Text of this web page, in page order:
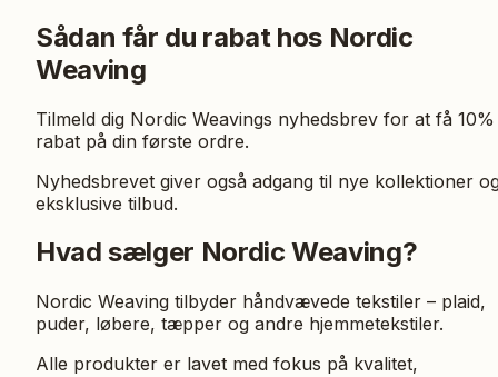
Sådan får du rabat hos Nordic
Weaving
Tilmeld dig Nordic Weavings nyhedsbrev for at få 10%
rabat på din første ordre.
Nyhedsbrevet giver også adgang til nye kollektioner
eksklusive tilbud.
Hvad sælger Nordic Weaving?
Nordic Weaving tilbyder håndvævede tekstiler – plaid,
puder, løbere, tæpper og andre hjemmetekstiler.
Alle produkter er lavet med fokus på kvalitet,